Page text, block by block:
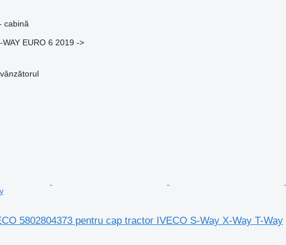
cabină
WAY EURO 6 2019 ->
5802804373 pentru cap tractor IVECO S-Way X-Way T-Way